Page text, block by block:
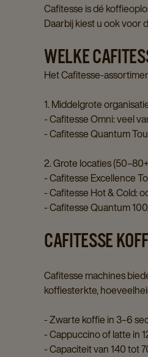
Cafitesse is dé
Daarbij kiest u ook voor
WELKE
Het Cafitesse-
1. Middelgrote
- Cafitesse Omni: veel
- Cafitesse Quantum
2. Grote locaties
- Cafitesse Excellence
- Cafitesse Hot & Cold:
- Cafitesse Quantum
CAFITESSE
Cafitesse machines
koffiesterkte,
- Zwarte koffie in 3–6
- Cappuccino of latte in
- Capaciteit van 140 tot